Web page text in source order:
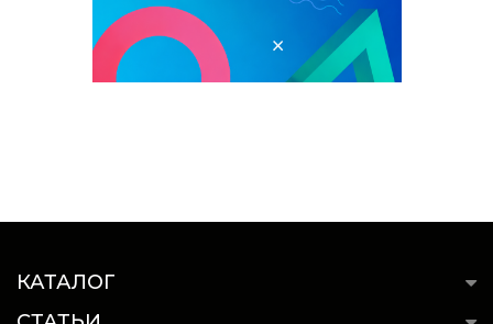
КАТАЛОГ